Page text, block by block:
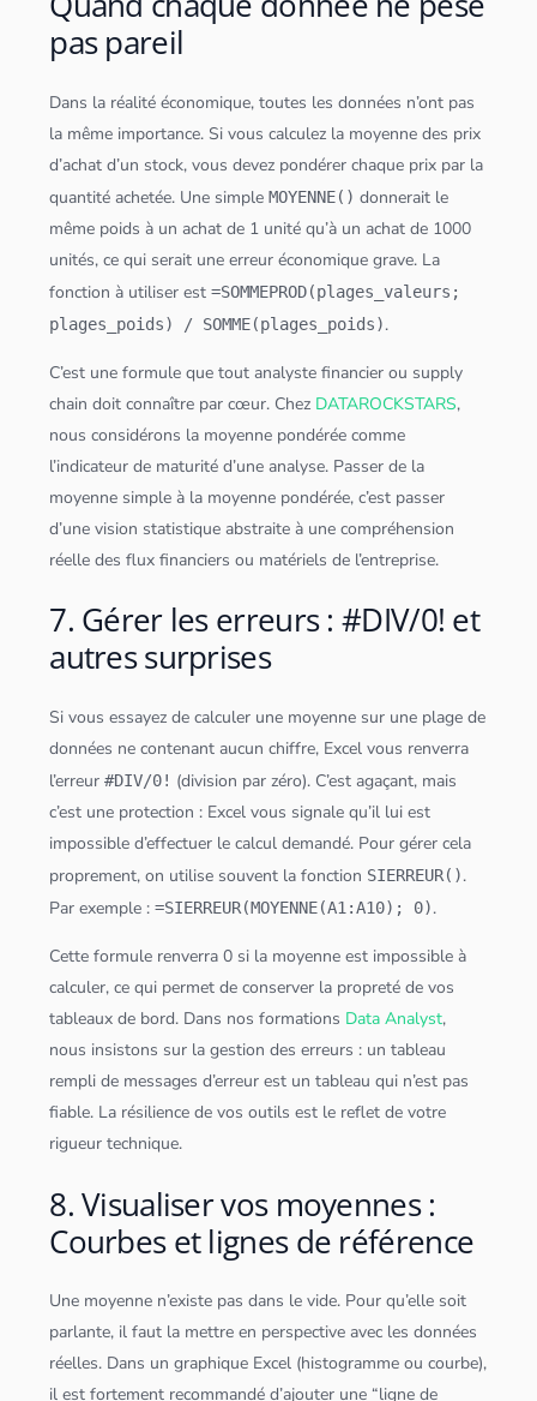
pas pareil
Dans la réalité économique, toutes lesdonnées n’ont pas
la même importance. Si vous calculez la moyenne des prix
d’achat d’un stock, vous devez pondérer chaque prix par la
quantité achetée. Une simpleMOYENNE() donnerait le
même poids à un achat de 1 unité qu’à un achat de 1000
unités, ce qui serait une erreur économique grave. La
fonction à utiliser est=SOMMEPROD(plages_valeurs;
plages_poids) / SOMME(plages_poids).
C’est une formule que tout analyste financier ou supply
chain doit connaître par cœur. Chez DATAROCKSTARS,
nous considérons la moyenne pondérée comme
l’indicateur de maturité d’une analyse. Passer de la
moyenne simple à la moyenne pondérée, c’est passer
d’une vision statistique abstraite à une compréhension
réelle des flux financiers ou matériels de l’entreprise.
7. Gérer les erreurs : #DIV/0! et
autres surprises
Si vous essayez de calculer une moyenne sur une plage de
données ne contenant aucun chiffre, Excel vous renverra
l’erreur#DIV/0! (division par zéro). C’est agaçant, mais
c’est une protection : Excel vous signale qu’il lui est
impossible d’effectuer le calcul demandé. Pour gérer cela
proprement, on utilise souvent la fonction SIERREUR().
Par exemple :=SIERREUR(MOYENNE(A1:A10); 0).
Cette formule renverra 0 si la moyenne est impossible à
calculer, ce qui permet de conserver la propreté de vos
tableaux de bord. Dans nos formations Data Analyst,
nous insistons sur la gestion des erreurs : untableau
rempli de messages d’erreur est untableau qui n’est pas
fiable. La résilience de vos outils est le reflet de votre
rigueur technique.
8. Visualiser vos moyennes :
Courbes et lignes de référence
Une moyenne n’existe pas dans le vide. Pour qu’elle soit
parlante, il faut la mettre en perspective avec lesdonnées
réelles. Dans un graphique Excel (histogramme ou courbe),
il est fortement recommandé d’ajouter une “ligne de